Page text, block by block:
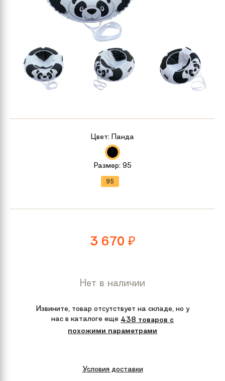
3 670 ₽
Нет в наличии
Извините, товар отсутствует на складе, но у
нас в каталоге еще 438 товаров с
похожими параметрами
Цвет: Панда
Размер: 95
95
Условия доставки